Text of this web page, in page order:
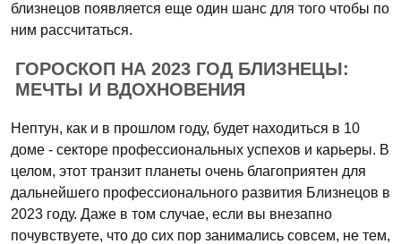
близнецов появляется еще один шанс для того чтобы по
ним рассчитаться.
ГОРОСКОП НА 2023 ГОД БЛИЗНЕЦЫ:
МЕЧТЫ И ВДОХНОВЕНИЯ
Нептун, как и в прошлом году, будет находиться в 10
доме - секторе профессиональных успехов и карьеры. В
целом, этот транзит планеты очень благоприятен для
дальнейшего профессионального развития Близнецов в
2023 году. Даже в том случае, если вы внезапно
почувствуете, что до сих пор занимались совсем, не тем,